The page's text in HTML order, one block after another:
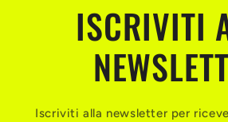
ISCRIVITI
Iscriviti alla newsletter per